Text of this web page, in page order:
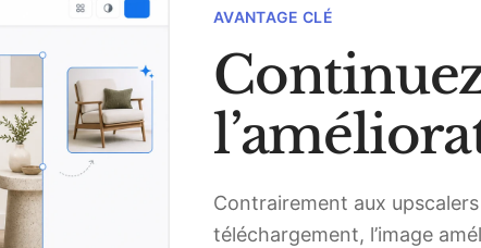
AVANTAGE CLÉ
Contrairement aux
téléchargement, l’image